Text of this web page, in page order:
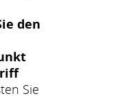
den
Sie